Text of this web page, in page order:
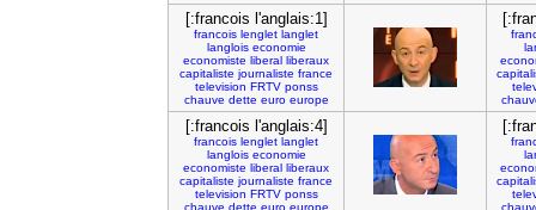
[:francois l'anglais:1]
francois lenglet langlet
langlois economie
economiste liberal liberaux
capitaliste journaliste france
television FRTV ponss
chauve dette euro europe
[:francois l'anglais:4]
francois lenglet langlet
langlois economie
economiste liberal liberaux
capitaliste journaliste france
television FRTV ponss
chauve dette euro europe